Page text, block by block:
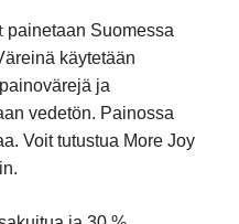
painetaan Suomessa
käytetään
ja
vedetön. Painossa
Voit tutustua More Joy